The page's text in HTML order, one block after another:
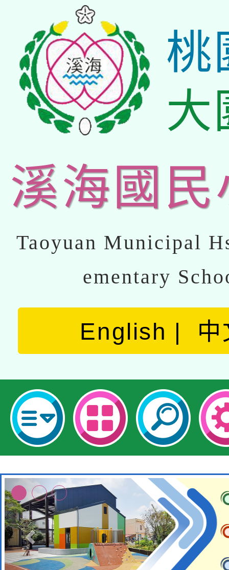
桃
大
溪海國民
Taoyuan Municipal
ementary
English 中